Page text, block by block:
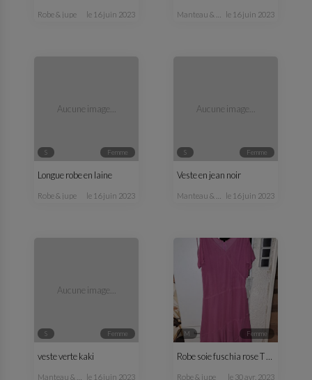
robe & jupe le 16 juin 2023 manteau & veste le 16 juin 2023
Aucune image...
S femme
Longue robe en laine
robe & jupe le 16 juin 2023
Aucune image...
S femme
Veste en jean noir
manteau & veste le 16 juin 2023
Aucune image...
S femme
veste verte kaki
manteau & veste le 16 juin 2023
M femme
Robe soie fuschia rose T 38
robe & jupe le 30 avr. 2023